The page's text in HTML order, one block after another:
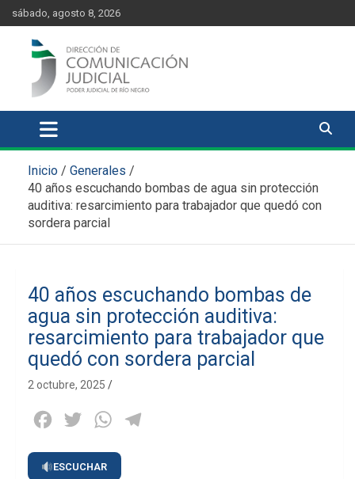
content
Skip
to
content
sábado, agosto 8, 2026
Comunicación Judicial
Inicio
Generales
40 años escuchando bombas de agua sin protección
auditiva: resarcimiento para trabajador que quedó con
sordera parcial
40 años escuchando bombas de
agua sin protección auditiva:
resarcimiento para trabajador que
quedó con sordera parcial
2 octubre, 2025
Facebook
Twitter WhatsApp
ESCUCHAR